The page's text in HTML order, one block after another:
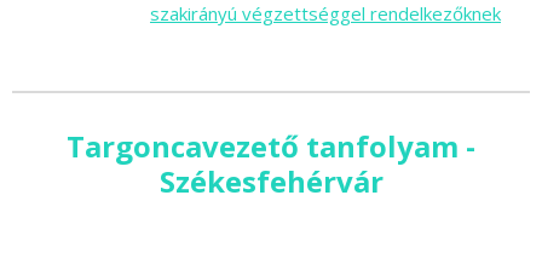
szakirányú végzettséggel rendelkezőknek
Targoncavezető tanfolyam -
Székesfehérvár